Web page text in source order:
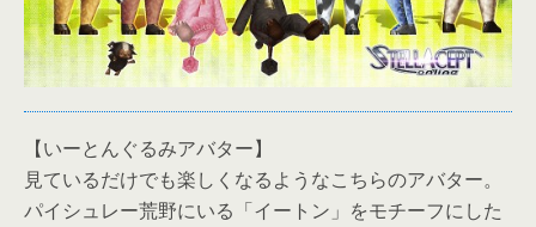
【いーとんぐるみアバター】
見ているだけでも楽しくなるようなこちらのアバター。
パイシュレー荒野にいる「イートン」をモチーフにした